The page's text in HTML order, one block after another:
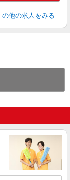
の他の求人をみる